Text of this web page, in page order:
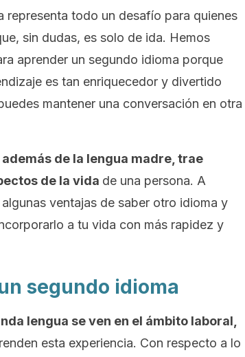
representa todo un desafío para quienes
sin dudas, es solo de ida. Hemos
aprender un segundo idioma porque
es tan enriquecedor y divertido
mantener una conversación en otra
de la lengua madre, trae
de la vida de una persona. A
ventajas de saber otro idioma y
a tu vida con más rapidez y
segundo idioma
lengua se ven en el ámbito laboral,
esta experiencia. Con respecto a lo